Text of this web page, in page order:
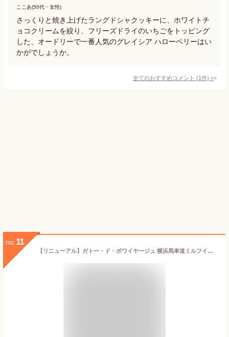
ここあ(50代・女性)
さっくりと焼き上げたラングドシャクッキーに、ホワイトチ
ョコクリームを絞り、フリーズドライのいちごをトッピング
した、オードリーで一番人気のグレイシア ハローベリーはい
かがでしょうか。
全てのおすすめコメント (1件) >
no. 11
【リニューアル】ガトー・ド・ボワイヤージュ 横浜馬車道ミルフイユ〈12個入り〉144層の折パイと、口どけなめらかな3種類のクリーム ガトードボワイヤージュ お歳暮 お年賀 内祝 出産祝 誕生日 御祝 結婚祝 景品 クリスマス バレンタイン ホワイトデー 御中元 帰省土産 お盆